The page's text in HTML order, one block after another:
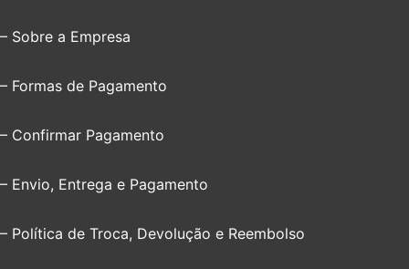
– Sobre a Empresa
– Formas de Pagamento
– Confirmar Pagamento
– Envio, Entrega e Pagamento
– Política de Troca, Devolução e Reembolso